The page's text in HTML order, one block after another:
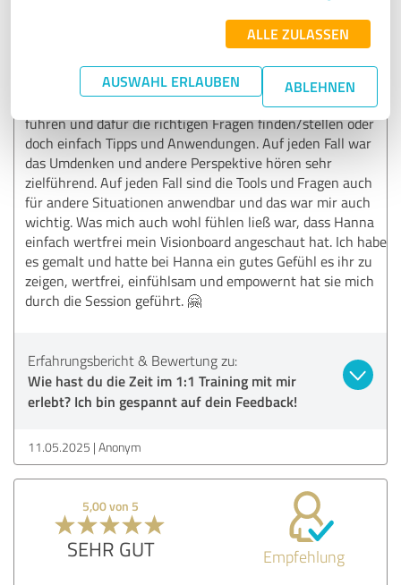
ALLE ZULASSEN
AUSWAHL ERLAUBEN ABLEHNEN
Empfehlung
Mit Hanna habe ich mehr Klarheit bekommen. Ich fand es
vor allem schön und hilfreich, dass sie darauf achtet was
ich als Person mehr brauche - Fragen die mich wohin
führen und dafür die richtigen Fragen finden/stellen oder
doch einfach Tipps und Anwendungen. Auf jeden Fall war
das Umdenken und andere Perspektive hören sehr
zielführend. Auf jeden Fall sind die Tools und Fragen auch
für andere Situationen anwendbar und das war mir auch
wichtig. Was mich auch wohl fühlen ließ war, dass Hanna
einfach wertfrei mein Visionboard angeschaut hat. Ich habe
es gemalt und hatte bei Hanna ein gutes Gefühl es ihr zu
zeigen, wertfrei, einfühlsam und empowernt hat sie mich
durch die Session geführt. 🤗
Erfahrungsbericht & Bewertung zu:
Wie hast du die Zeit im 1:1 Training mit mir
erlebt? Ich bin gespannt auf dein Feedback!
11.05.2025 Anonym
5,00 von 5
SEHR GUT Empfehlung